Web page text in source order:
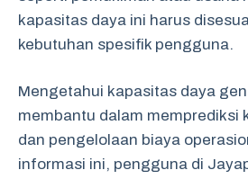
kapasitas daya ini harus
kebutuhan spesifik pengguna.
Mengetahui kapasitas daya
membantu dalam memprediksi
dan pengelolaan biaya
informasi ini, pengguna di